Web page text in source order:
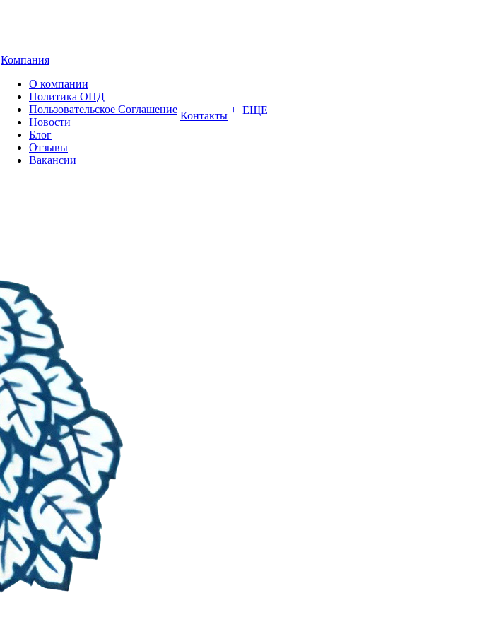
Компания
О компании
Политика ОПД
Пользовательское Соглашение
Новости
Блог
Отзывы
Вакансии
Контакты + ЕЩЕ